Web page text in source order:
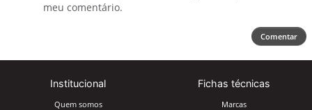
meu comentário.
Comentar
Institucional
Quem somos
Fichas técnicas
Marcas